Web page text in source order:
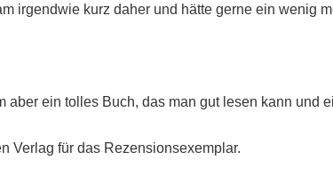
irgendwie kurz daher und hätte gerne ein wenig
aber ein tolles Buch, das man gut lesen kann und
Verlag für das Rezensionsexemplar.